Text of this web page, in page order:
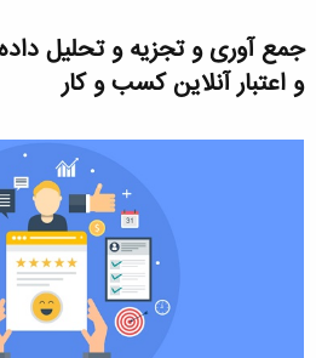
جمع آوری و تجزیه و تحلیل
و اعتبار آنلاین کسب و کار​